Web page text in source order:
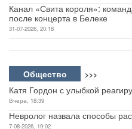
Канал «Свита короля»:
после концерта в Белеке
31-07-2026, 20:18
Общество >>>
Катя Гордон с улыбкой
Вчера, 18:39
Невролог назвала способы
7-08-2026, 19:02